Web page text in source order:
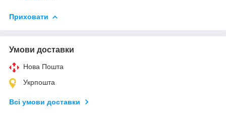
Приховати
Умови доставки
Нова Пошта
Укрпошта
Всі умови доставки